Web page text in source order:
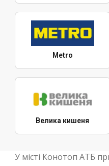
Metro
Велика кишеня
У місті Конотоп АТБ